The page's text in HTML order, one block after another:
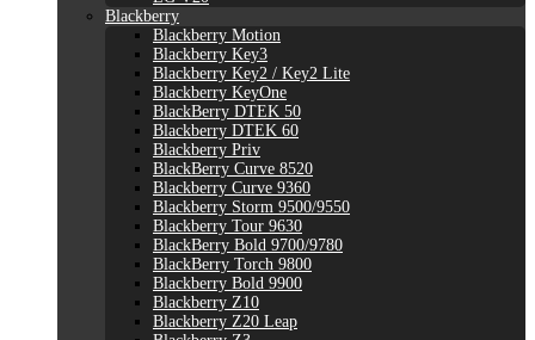
Blackberry
Blackberry Motion
Blackberry Key3
Blackberry Key2 / Key2 Lite
Blackberry KeyOne
BlackBerry DTEK 50
Blackberry DTEK 60
Blackberry Priv
BlackBerry Curve 8520
Blackberry Curve 9360
Blackberry Storm 9500/9550
Blackberry Tour 9630
BlackBerry Bold 9700/9780
BlackBerry Torch 9800
Blackberry Bold 9900
Blackberry Z10
Blackberry Z20 Leap